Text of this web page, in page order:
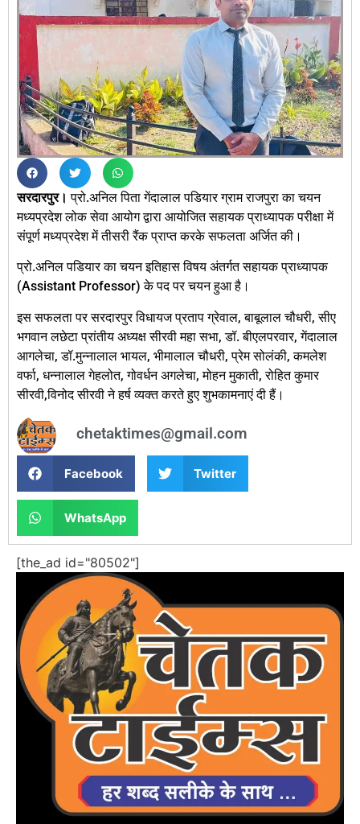
सरदारपुर। प्रो.अनिल पिता गेंदालाल पडियार ग्राम राजपुरा का चयन
मध्यप्रदेश लोक सेवा आयोग द्वारा आयोजित सहायक प्राध्यापक परीक्षा में
संपूर्ण मध्यप्रदेश में तीसरी रैंक प्राप्त करके सफलता अर्जित की।
प्रो.अनिल पडियार का चयन इतिहास विषय अंतर्गत सहायक प्राध्यापक
(Assistant Professor) के पद पर चयन हुआ है।
इस सफलता पर सरदारपुर विधायज प्रताप ग्रेवाल, बाबूलाल चौधरी, सीए
भगवान लछेटा प्रांतीय अध्यक्ष सीरवी महा सभा, डॉ. बीएलपरवार, गेंदालाल
आगलेचा, डॉ.मुन्नालाल भायल, भीमालाल चौधरी, प्रेम सोलंकी, कमलेश
वर्फा, धन्नालाल गेहलोत, गोवर्धन अगलेचा, मोहन मुकाती, रोहित कुमार
सीरवी,विनोद सीरवी ने हर्ष व्यक्त करते हुए शुभकामनाएं दी हैं।
chetaktimes@gmail.com
Facebook Twitter
WhatsApp
[the_ad id="80502"]